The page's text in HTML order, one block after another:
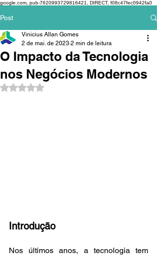
google.com, pub-7620993729816421, DIRECT, f08c47fec0942fa0
Post
O Impacto da Tecnologia
nos Negócios Modernos
Vinicius Allan Gomes
2 de mai. de 2023 2 min de leitura
Avaliado com NaN de 5 estrelas.
Introdução
Nos últimos anos, a tecnologia tem